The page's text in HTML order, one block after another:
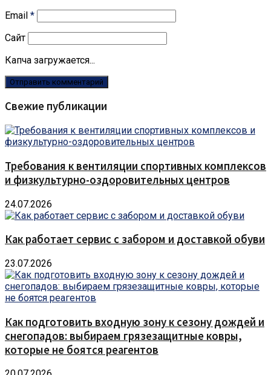
Email *
Сайт
Капча загружается...
Свежие публикации
Требования к вентиляции спортивных комплексов
и физкультурно-оздоровительных центров
24.07.2026
Как работает сервис с забором и доставкой обуви
23.07.2026
Как подготовить входную зону к сезону дождей и
снегопадов: выбираем грязезащитные ковры,
которые не боятся реагентов